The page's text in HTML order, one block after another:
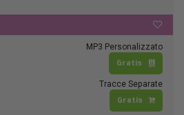
MP3 Personalizzato
Gratis
Tracce Separate
Gratis